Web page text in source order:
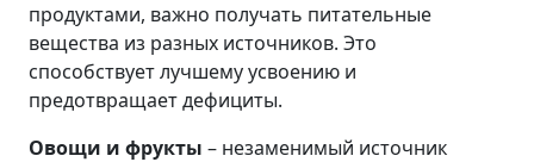
продуктами, важно получать питательные
вещества из разных источников. Это
способствует лучшему усвоению и
предотвращает дефициты.
Овощи и фрукты – незаменимый источник